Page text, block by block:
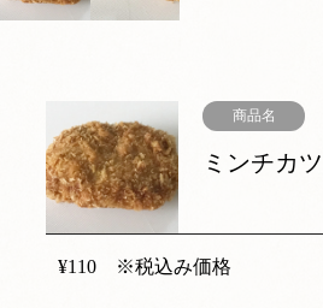
商品名
ミンチカツ
¥110 ※税込み価格